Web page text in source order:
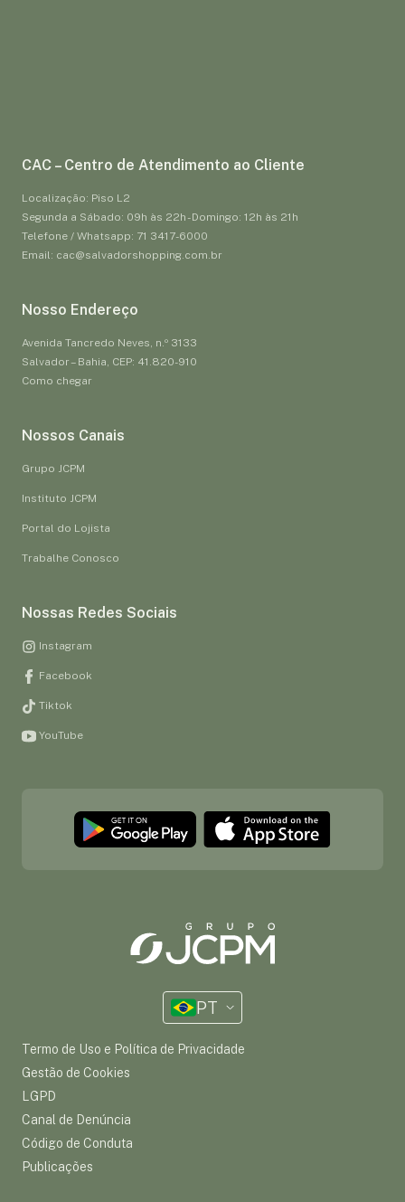
CAC – Centro de Atendimento ao Cliente
Localização: Piso L2
Segunda a Sábado: 09h às 22h - Domingo: 12h às 21h
Telefone / Whatsapp: 71 3417-6000
Email: cac@salvadorshopping.com.br
Nosso Endereço
Avenida Tancredo Neves, n.º 3133
Salvador – Bahia, CEP: 41.820-910
Como chegar
Nossos Canais
Grupo JCPM
Instituto JCPM
Portal do Lojista
Trabalhe Conosco
Nossas Redes Sociais
Instagram
Facebook
Tiktok
YouTube
PT
Termo de Uso e Política de Privacidade
Gestão de Cookies
LGPD
Canal de Denúncia
Código de Conduta
Publicações